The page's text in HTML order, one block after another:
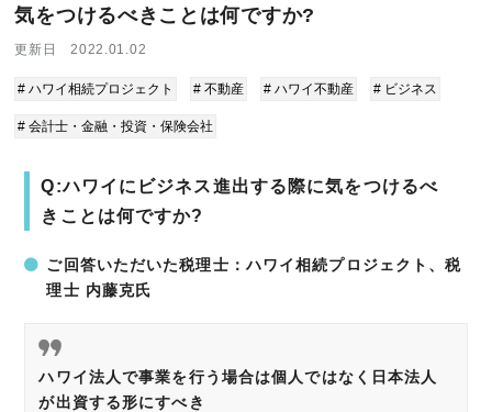
気をつけるべきことは何ですか?
更新日 2022.01.02
# ハワイ相続プロジェクト # 不動産 # ハワイ不動産 # ビジネス
# 会計士・金融・投資・保険会社
Q:ハワイにビジネス進出する際に気をつけるべ
きことは何ですか?
ご回答いただいた税理士：ハワイ相続プロジェクト、税
理士 内藤克氏
ハワイ法人で事業を行う場合は個人ではなく日本法人
が出資する形にすべき